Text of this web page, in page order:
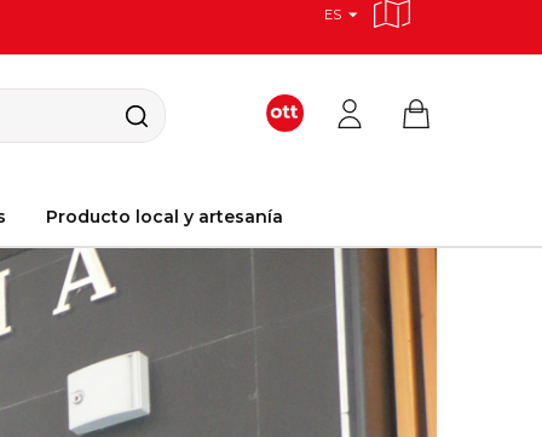
ES
Producto local y artesanía